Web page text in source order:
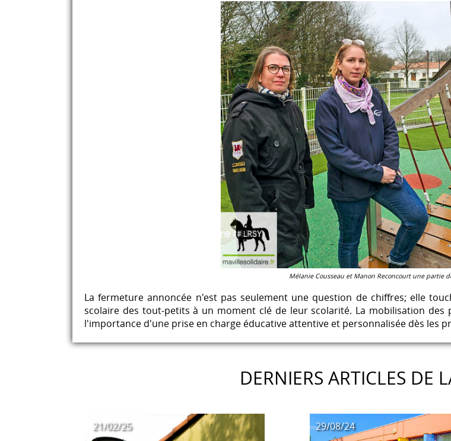
Mélanie Cousseau et Manon Reconcourt une partie
La fermeture annoncée n'est pas seulement une question de chiffres; elle
scolaire des tout-petits à un moment clé de leur scolarité. La mobilisation
l'importance d'une prise en charge éducative attentive et personnalisée dès les
DERNIERS ARTICLES DE
21/02/25 29/08/24